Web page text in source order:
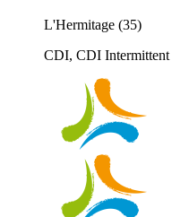
L'Hermitage (35)
CDI, CDI Intermittent